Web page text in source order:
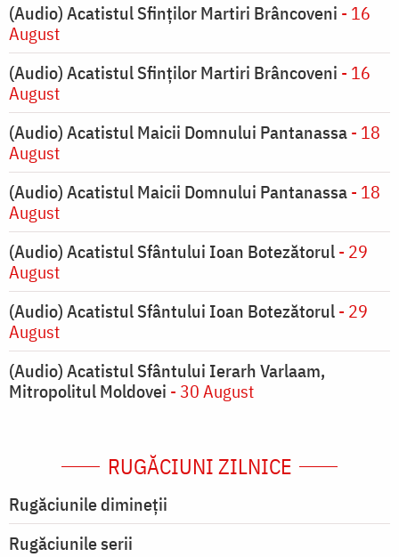
(Audio) Acatistul Sfinților Martiri Brâncoveni - 16
August
(Audio) Acatistul Sfinților Martiri Brâncoveni - 16
August
(Audio) Acatistul Maicii Domnului Pantanassa- 18
August
(Audio) Acatistul Maicii Domnului Pantanassa- 18
August
(Audio) Acatistul Sfântului Ioan Botezătorul- 29
August
(Audio) Acatistul Sfântului Ioan Botezătorul- 29
August
(Audio) Acatistul Sfântului Ierarh Varlaam,
Mitropolitul Moldovei - 30 August
RUGĂCIUNI ZILNICE
Rugăciunile dimineții
Rugăciunile serii